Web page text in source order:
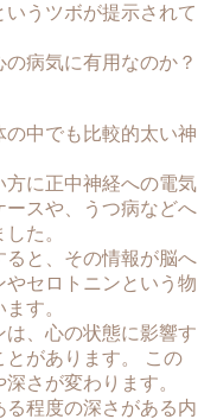
いうツボが提示されて
病気に有用なのか？
中でも比較的太い神
方に正中神経への電気
スや、うつ病などへ
た。
と、その情報が脳へ
やセロトニンという物
す。
、心の状態に影響す
とがあります。 この
さが変わります。
程度の深さがある内